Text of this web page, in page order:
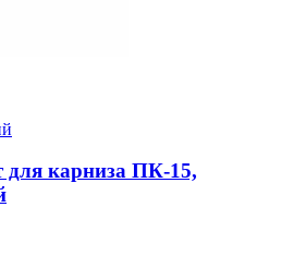
для карниза ПК-15,